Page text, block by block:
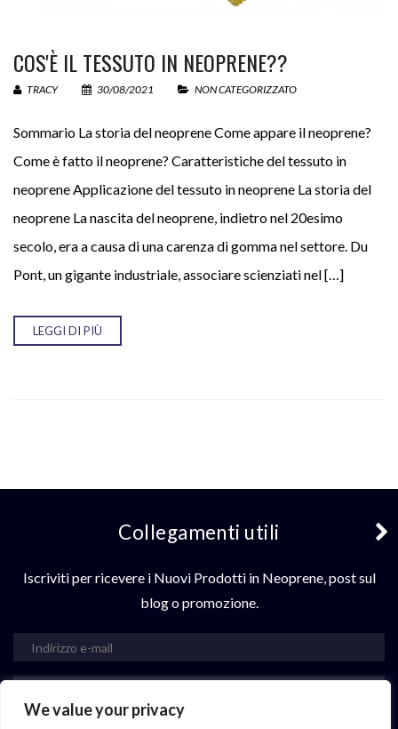
We value your privacy
COS'È IL TESSUTO IN NEOPRENE??
TRACY 30/08/2021 NON CATEGORIZZATO
Sommario La storia del neoprene Come appare il neoprene?
Come è fatto il neoprene? Caratteristiche del tessuto in
neoprene Applicazione del tessuto in neoprene La storia del
neoprene La nascita del neoprene, indietro nel 20esimo
secolo, era a causa di una carenza di gomma nel settore. Du
Pont, un gigante industriale, associare scienziati nel […]
LEGGI DI PIÙ
Collegamenti utili
Iscriviti per ricevere i Nuovi Prodotti in Neoprene, post sul
blog o promozione.